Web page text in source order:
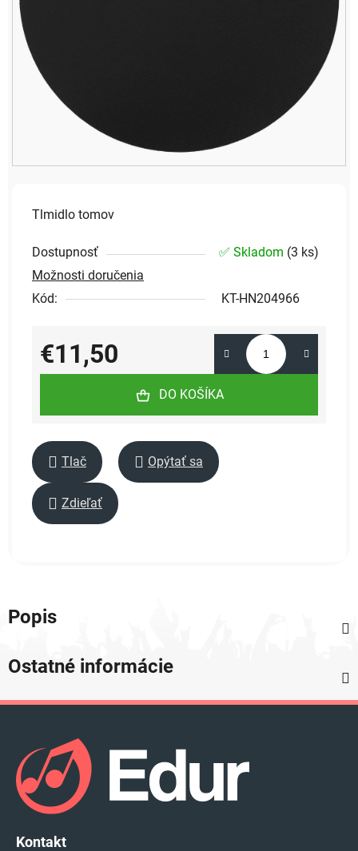
Tlmidlo tomov
Dostupnosť ✅ Skladom (3 ks)
Možnosti doručenia
Kód:
KT-HN204966
€11,50
Jednotková cena:
DO KOŠÍKA
Tlač Opýtať sa
Zdieľať
Popis
Ostatné informácie
Kontakt